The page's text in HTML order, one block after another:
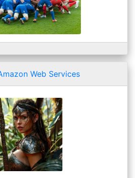
Web Services